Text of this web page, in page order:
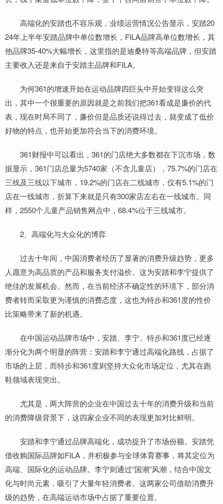
高端化的安踏也不容乐观，业绩运营情况公告显示，安踏20
24年上半年安踏品牌中单位数增长，FILA品牌高单位数增长，其
他品牌35-40%大幅增长，这里指的是迪桑特等高端品牌，但安踏
主要收入还是来自于安踏主品牌和FILA。
为何361的增速开始在运动品牌四巨头中开始变得这么突
出，其中一个很重要的原因就是之前我们把361看成是廉价的代
表，现在时局不同了，廉价但是品质还说得过去，就变成了低价
好物的特点，也开始更加符合当下的消费环境。
361财报中可以看出，361的门店绝大多数都在下沉市场，数
据显示，361门店总量为5740家（不含儿童店），75.7%的门店在
三线及三线以下城市，19.2%的门店在二线城市，仅有5.1%的门
店在一线城市，折算下来就是只有300家店左右在一线城市。同
样，2550个儿童产品销售网点中，68.4%位于三线城市。
2、高端化与大众化的博弈
过去十年间，中国消费者经历了显著的消费升级趋势，更多
人愿意为高品质的产品和服务支付溢价。这为安踏和李宁提供了
绝佳的发展机会。然而，在当前经济不确定性的环境下，部分消
费者转而采取更为谨慎的消费态度，这也为特步和361度的性价
比策略带来了新的机遇。
在中国运动品牌市场中，安踏、李宁、特步和361度已经逐
渐分化为两个明显的阵营：安踏和李宁通过高端化路线，占据了
市场的上层，而特步和361度则坚持大众化市场定位，尤其在跑
鞋领域表现突出。
尤其是，两大阵营的企业在中国过去十年的消费升级和当前
的消费降级背景下，这四家企业不同的表现更加对比鲜明。
安踏和李宁通过品牌高端化，成功提升了市场份额。安踏凭
借收购国际品牌如FILA，并积极参与全球体育赛事，将其定位为
高端、国际化的运动品牌。李宁则通过“国潮”风潮，结合中国文
化与时尚元素，吸引了大量年轻消费者。这两家公司借助消费升
级的趋势，在高端运动市场中占据了重要位置。